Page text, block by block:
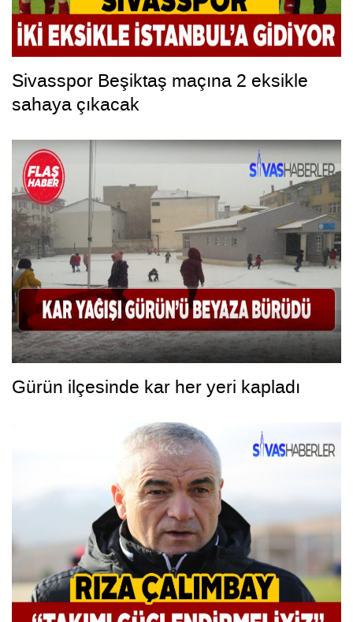
Sivasspor Beşiktaş maçına 2 eksikle
sahaya çıkacak
Gürün ilçesinde kar her yeri kapladı